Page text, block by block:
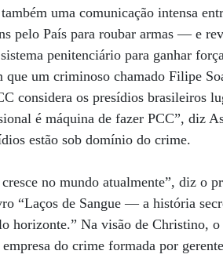
uma comunicação intensa
pelo País para roubar armas — e
penitenciário para ganhar
que um criminoso chamado Filipe
considera os presídios brasileiros
é máquina de fazer PCC”, diz
estão sob domínio do crime.
no mundo atualmente”, diz o
“Laços de Sangue — a história
horizonte.” Na visão de Christino,
do crime formada por